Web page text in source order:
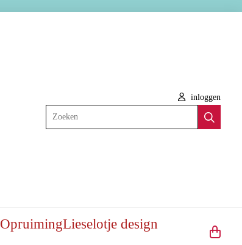
inloggen
Zoeken
OpruimingLieselotje design